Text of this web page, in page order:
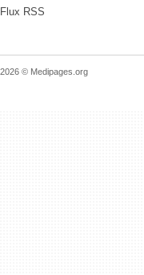
Flux RSS
2026 © Medipages.org